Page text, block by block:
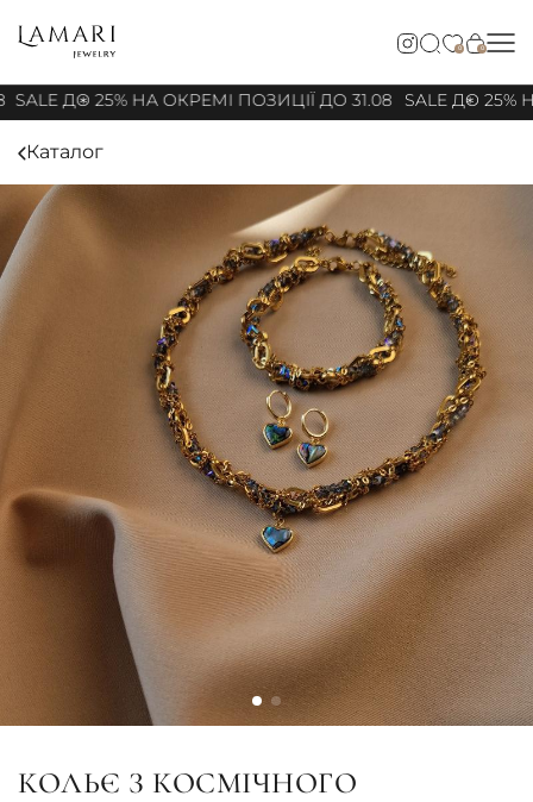
0 0
SALE ДО 25% НА ОКРЕМІ ПОЗИЦІЇ ДО 31.08 SALE ДО 25%
Каталог
КОЛЬЄ З КОСМІЧНОГО